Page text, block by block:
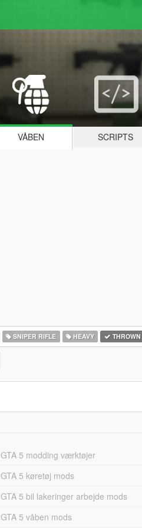
VÅBEN SCRIPTS
SNIPER RIFLE HEAVY THROWN
GTA 5 modding værktøjer
GTA 5 køretøj mods
GTA 5 bil lakeringer arbejde mods
GTA 5 våben mods